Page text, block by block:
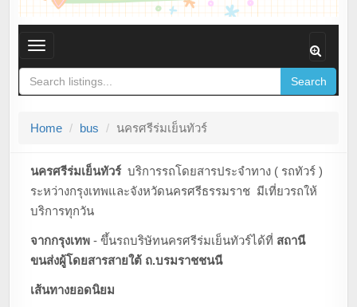
T
o
g
l
n
a
v
g
a
t
Search
Home bus นครศรีร่มเย็นทัวร์
นครศรีร่มเย็นทัวร์บริการรถโดยสารประจำทาง ( รถทัวร์ )
ระหว่างกรุงเทพและจังหวัดนครศรีธรรมราช มีเที่ยวรถให้
บริการทุกวัน
จากกรุงเทพ - ขึ้นรถบริษัทนครศรีร่มเย็นทัวร์ได้ที่ สถานี
ขนส่งผู้โดยสารสายใต้ ถ.บรมราชชนนี
เส้นทางยอดนิยม